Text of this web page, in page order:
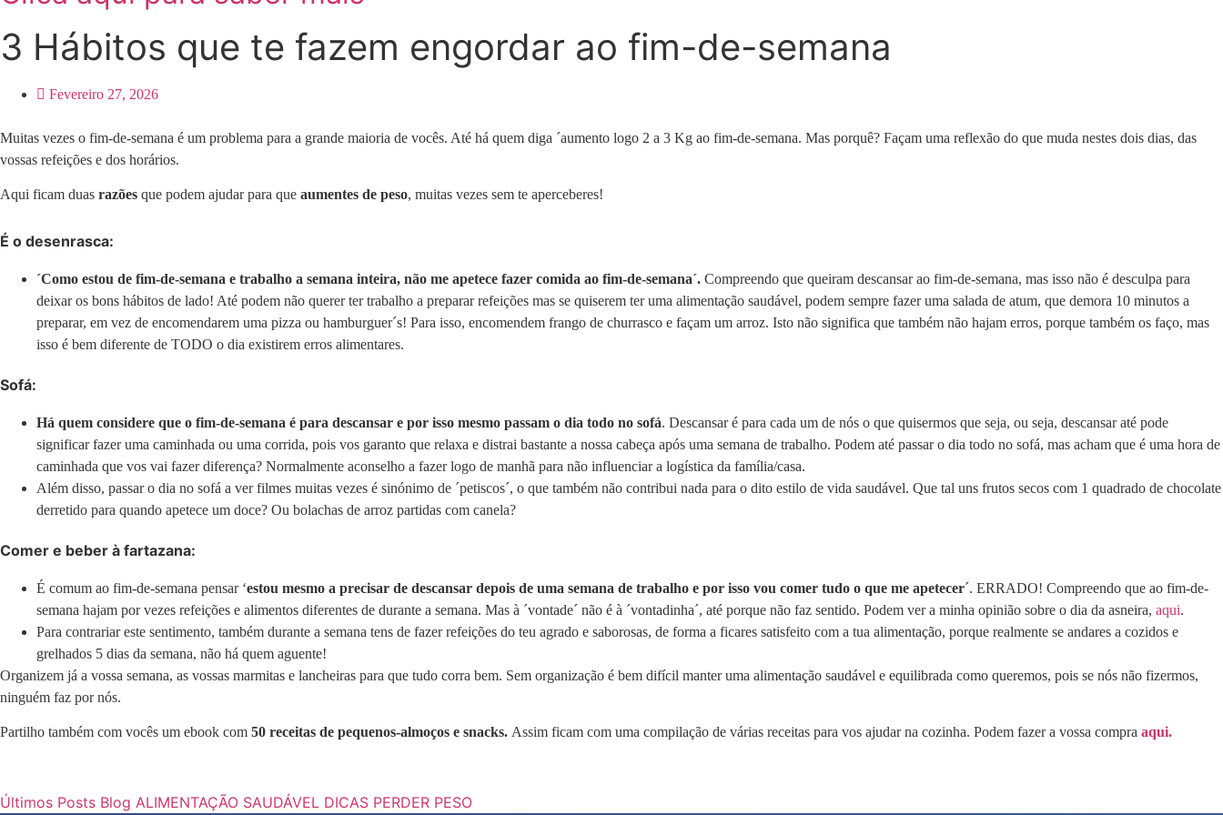
3 Hábitos que te fazem engordar ao fim-de-semana
Fevereiro 27, 2026
Muitas vezes o fim-de-semana é um problema para a grande maioria de vocês. Até há quem diga ´aumento logo 2 a 3 Kg ao fim-de-semana. Mas porquê? Façam uma reflexão do que muda nestes dois dias, das
vossas refeições e dos horários.
Aqui ficam duas razões que podem ajudar para que aumentes de peso, muitas vezes sem te aperceberes!
É o desenrasca:
´Como estou de fim-de-semana e trabalho a semana inteira, não me apetece fazer comida ao fim-de-semana´. Compreendo que queiram descansar ao fim-de-semana, mas isso não é desculpa para
deixar os bons hábitos de lado! Até podem não querer ter trabalho a preparar refeições mas se quiserem ter uma alimentação saudável, podem sempre fazer uma salada de atum, que demora 10 minutos a
preparar, em vez de encomendarem uma pizza ou hamburguer´s! Para isso, encomendem frango de churrasco e façam um arroz. Isto não significa que também não hajam erros, porque também os faço, mas
isso é bem diferente de TODO o dia existirem erros alimentares.
Sofá:
Há quem considere que o fim-de-semana é para descansar e por isso mesmo passam o dia todo no sofá. Descansar é para cada um de nós o que quisermos que seja, ou seja, descansar até pode
significar fazer uma caminhada ou uma corrida, pois vos garanto que relaxa e distrai bastante a nossa cabeça após uma semana de trabalho. Podem até passar o dia todo no sofá, mas acham que é uma hora de
caminhada que vos vai fazer diferença? Normalmente aconselho a fazer logo de manhã para não influenciar a logística da família/casa.
Além disso, passar o dia no sofá a ver filmes muitas vezes é sinónimo de ´petiscos´, o que também não contribui nada para o dito estilo de vida saudável. Que tal uns frutos secos com 1 quadrado de chocolate
derretido para quando apetece um doce? Ou bolachas de arroz partidas com canela?
Comer e beber à fartazana:
É comum ao fim-de-semana pensar ‘estou mesmo a precisar de descansar depois de uma semana de trabalho e por isso vou comer tudo o que me apetecer´. ERRADO! Compreendo que ao fim-de-
semana hajam por vezes refeições e alimentos diferentes de durante a semana. Mas à ´vontade´ não é à ´vontadinha´, até porque não faz sentido. Podem ver a minha opinião sobre o dia da asneira, aqui.
Para contrariar este sentimento, também durante a semana tens de fazer refeições do teu agrado e saborosas, de forma a ficares satisfeito com a tua alimentação, porque realmente se andares a cozidos e
grelhados 5 dias da semana, não há quem aguente!
Organizem já a vossa semana, as vossas marmitas e lancheiras para que tudo corra bem. Sem organização é bem difícil manter uma alimentação saudável e equilibrada como queremos, pois se nós não fizermos,
ninguém faz por nós.
Partilho também com vocês um ebook com 50 receitas de pequenos-almoços e snacks. Assim ficam com uma compilação de várias receitas para vos ajudar na cozinha. Podem fazer a vossa compra aqui.
Últimos Posts Blog ALIMENTAÇÃO SAUDÁVEL DICAS PERDER PESO